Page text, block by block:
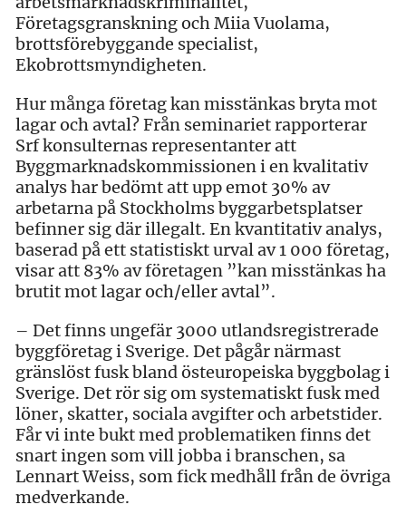
Företagsgranskning och Miia Vuolama,
brottsförebyggande specialist,
Ekobrottsmyndigheten.
Hur många företag kan misstänkas bryta mot
lagar och avtal? Från seminariet rapporterar
Srf konsulternas representanter att
Byggmarknadskommissionen i en kvalitativ
analys har bedömt att upp emot 30% av
arbetarna på Stockholms byggarbetsplatser
befinner sig där illegalt. En kvantitativ analys,
baserad på ett statistiskt urval av 1 000 företag,
visar att 83% av företagen ”kan misstänkas ha
brutit mot lagar och/eller avtal”.
– Det finns ungefär 3000 utlandsregistrerade
byggföretag i Sverige. Det pågår närmast
gränslöst fusk bland östeuropeiska byggbolag i
Sverige. Det rör sig om systematiskt fusk med
löner, skatter, sociala avgifter och arbetstider.
Får vi inte bukt med problematiken finns det
snart ingen som vill jobba i branschen, sa
Lennart Weiss, som fick medhåll från de övriga
medverkande.